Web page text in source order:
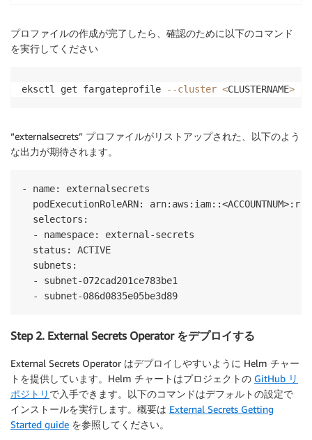
プロファイルの作成が完了したら、確認のために以下のコマンド
を実行してください
eksctl get fargateprofile --cluster <CLUSTERNAME>
“externalsecrets” プロファイルがリストアップされた、以下のよう
な出力が期待されます。
- name: externalsecrets
podExecutionRoleARN:
  selectors:
  - namespace: external-secrets
  status: ACTIVE
  subnets:
  - subnet-072cad201ce783be1
Step 2. External Secrets Operator をデプロイする
External Secrets Operator はデプロイしやすいように Helm チャー
トを提供しています。Helm チャートはプロジェクトの GitHub リ
ポジトリ で入手できます。以下のコマンドはデフォルトの設定で
インストールを実行します。概要は External Secrets Getting
Started guide を参照してください。